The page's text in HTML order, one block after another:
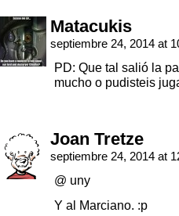
Matacukis
septiembre 24, 2014 at
PD: Que tal salió la
mucho o pudisteis
Joan Tretze
septiembre 24, 2014 at
@ uny
Y al Marciano. :p